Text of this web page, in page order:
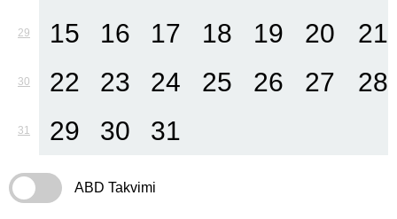
29 15 16 17 18 19 20 21
30 22 23 24 25 26 27 28
31 29 30 31
ABD Takvimi